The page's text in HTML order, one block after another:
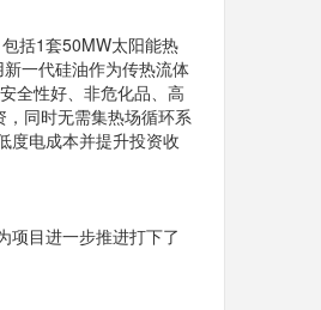
括1套50MW太阳能热
一代硅油作为传热流体
全性好、非危化品、高
同时无需集热场循环系
度电成本并提升投资收
项目进一步推进打下了